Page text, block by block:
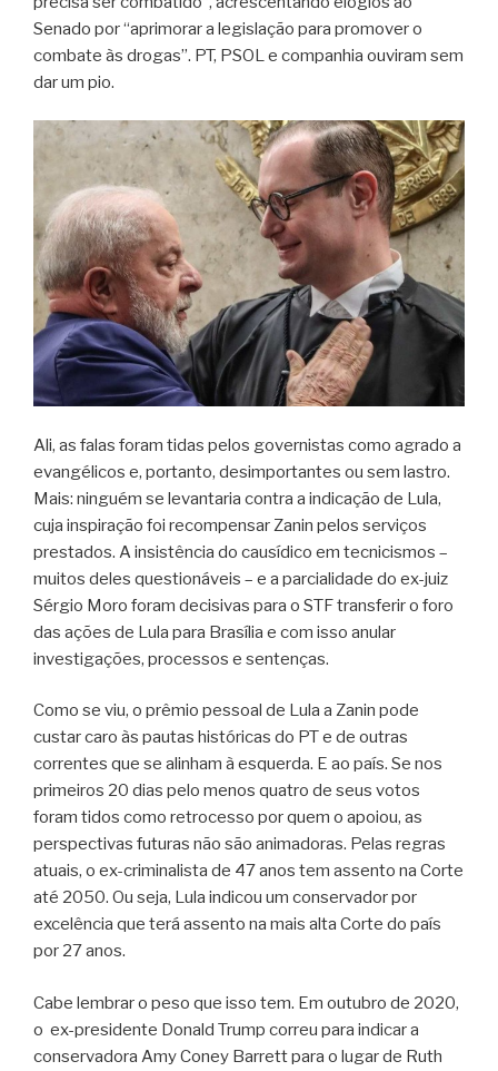
Senado por “aprimorar a legislação para promover o
combate às drogas”. PT, PSOL e companhia ouviram sem
dar um pio.
Ali, as falas foram tidas pelos governistas como agrado a
evangélicos e, portanto, desimportantes ou sem lastro.
Mais: ninguém se levantaria contra a indicação de Lula,
cuja inspiração foi recompensar Zanin pelos serviços
prestados. A insistência do causídico em tecnicismos –
muitos deles questionáveis – e a parcialidade do ex-juiz
Sérgio Moro foram decisivas para o STF transferir o foro
das ações de Lula para Brasília e com isso anular
investigações, processos e sentenças.
Como se viu, o prêmio pessoal de Lula a Zanin pode
custar caro às pautas históricas do PT e de outras
correntes que se alinham à esquerda. E ao país. Se nos
primeiros 20 dias pelo menos quatro de seus votos
foram tidos como retrocesso por quem o apoiou, as
perspectivas futuras não são animadoras. Pelas regras
atuais, o ex-criminalista de 47 anos tem assento na Corte
até 2050. Ou seja, Lula indicou um conservador por
excelência que terá assento na mais alta Corte do país
por 27 anos.
Cabe lembrar o peso que isso tem. Em outubro de 2020,
o ex-presidente Donald Trump correu para indicar a
conservadora Amy Coney Barrett para o lugar de Ruth